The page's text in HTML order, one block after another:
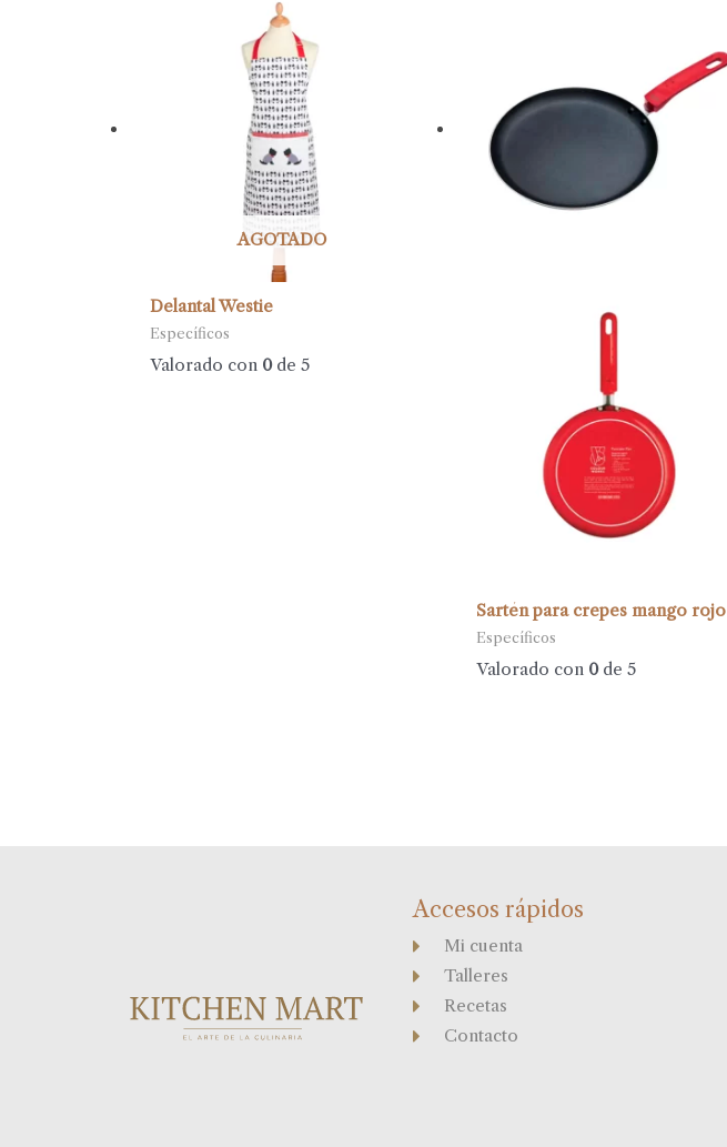
AGOTADO
Delantal Westie
Específicos
Valorado con 0de 5
Sartén para crepes mango rojo
Específicos
Valorado con 0de 5
Accesos rápidos
Mi cuenta
Talleres
Recetas
Contacto